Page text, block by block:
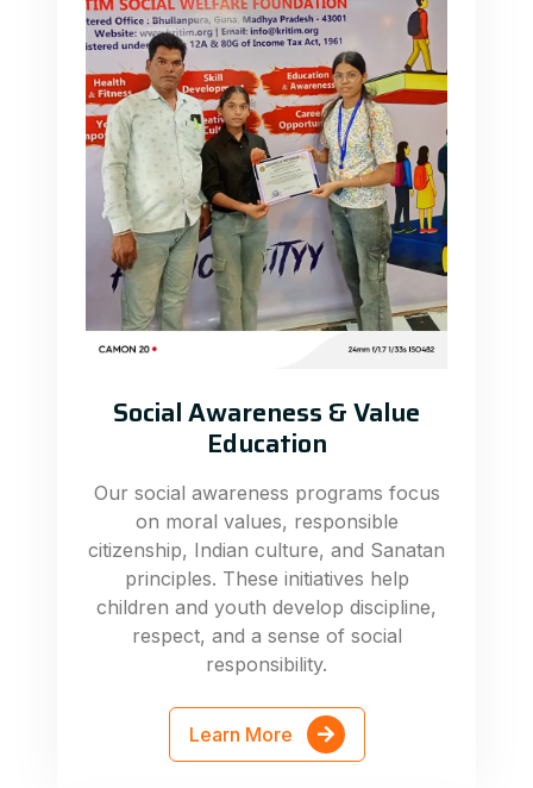
Social Awareness & Value
Education
Our social awareness programs focus
on moral values, responsible
citizenship, Indian culture, and Sanatan
principles. These initiatives help
children and youth develop discipline,
respect, and a sense of social
responsibility.
Learn More